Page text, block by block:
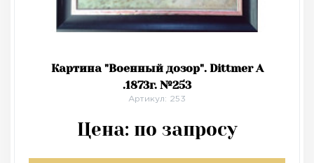
Картина "Военный дозор". Dittmer A
.1873г. №253
Артикул: 253
Цена: по запросу